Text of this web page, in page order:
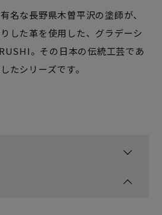
名な長野県木曽平沢の塗師が、
した革を使用した、グラデーシ
。その日本の伝統工芸であ
たシリーズです。